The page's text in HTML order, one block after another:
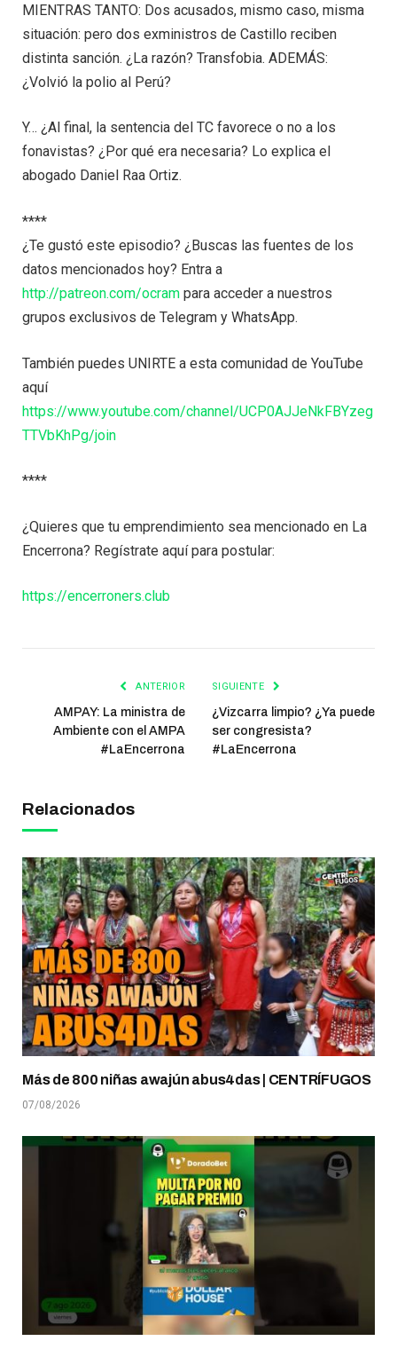
MIENTRAS TANTO: Dos acusados, mismo caso, misma
situación: pero dos exministros de Castillo reciben
distinta sanción. ¿La razón? Transfobia. ADEMÁS:
¿Volvió la polio al Perú?
Y… ¿Al final, la sentencia del TC favorece o no a los
fonavistas? ¿Por qué era necesaria? Lo explica el
abogado Daniel Raa Ortiz.
****
¿Te gustó este episodio? ¿Buscas las fuentes de los
datos mencionados hoy? Entra a
http://patreon.com/ocram para acceder a nuestros
grupos exclusivos de Telegram y WhatsApp.
También puedes UNIRTE a esta comunidad de YouTube
aquí
https://www.youtube.com/channel/UCP0AJJeNkFBYzeg
TTVbKhPg/join
****
¿Quieres que tu emprendimiento sea mencionado en La
Encerrona? Regístrate aquí para postular:
https://encerroners.club
ANTERIOR
AMPAY: La ministra de
Ambiente con el AMPA
#LaEncerrona
SIGUIENTE
¿Vizcarra limpio? ¿Ya puede
ser congresista?
#LaEncerrona
Relacionados
Más de 800 niñas awajún abus4das | CENTRÍFUGOS
07/08/2026